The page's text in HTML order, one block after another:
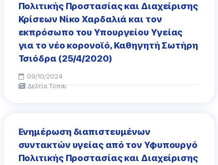
Πολιτικής Προστασίας και Διαχείρισης
Κρίσεων Νίκο Χαρδαλιά και τον
εκπρόσωπο του Υπουργείου Υγείας
για το νέο κορονοϊό, Καθηγητή Σωτήρη
Τσιόδρα (25/4/2020)
09/10/2024
Δελτία Τύπου
Ενημέρωση διαπιστευμένων
συντακτών υγείας από τον Υφυπουργό
Πολιτικής Προστασίας και Διαχείρισης